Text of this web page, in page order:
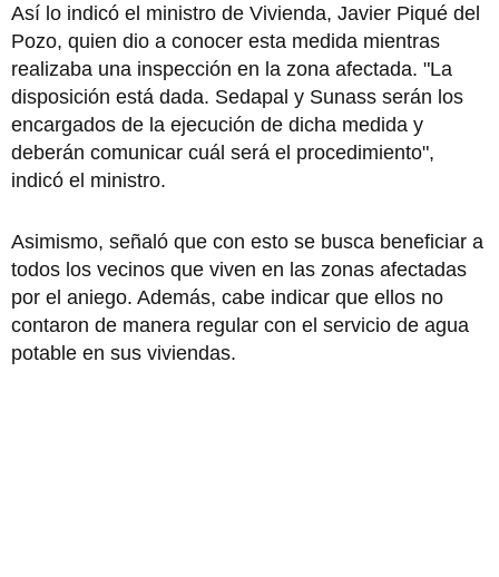
Así lo indicó el ministro de Vivienda, Javier Piqué del
Pozo, quien dio a conocer esta medida mientras
realizaba una inspección en la zona afectada. "La
disposición está dada. Sedapal y Sunass serán los
encargados de la ejecución de dicha medida y
deberán comunicar cuál será el procedimiento",
indicó el ministro.
Asimismo, señaló que con esto se busca beneficiar a
todos los vecinos que viven en las zonas afectadas
por el aniego. Además, cabe indicar que ellos no
contaron de manera regular con el servicio de agua
potable en sus viviendas.